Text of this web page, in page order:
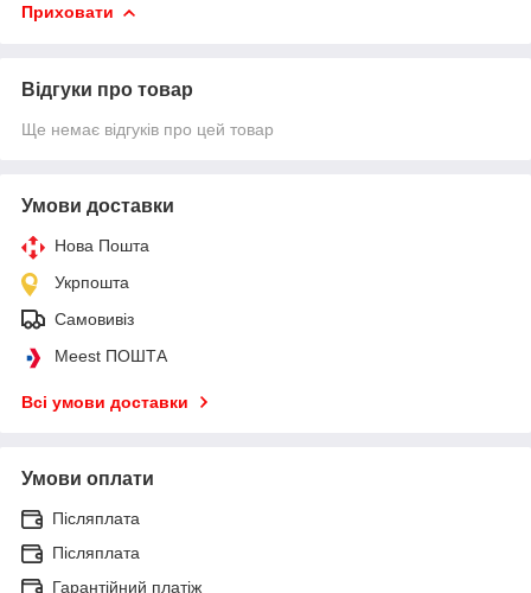
Приховати
Відгуки про товар
Ще немає відгуків про цей товар
Умови доставки
Нова Пошта
Укрпошта
Самовивіз
Meest ПОШТА
Всі умови доставки
Умови оплати
Післяплата
Післяплата
Гарантійний платіж